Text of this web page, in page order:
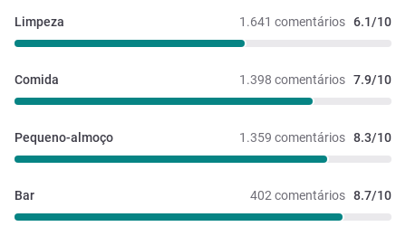
1.641 comentários 6.1/10
Limpeza
1.398 comentários 7.9/10
Comida
1.359 comentários 8.3/10
Pequeno-almoço
402 comentários 8.7/10
Bar